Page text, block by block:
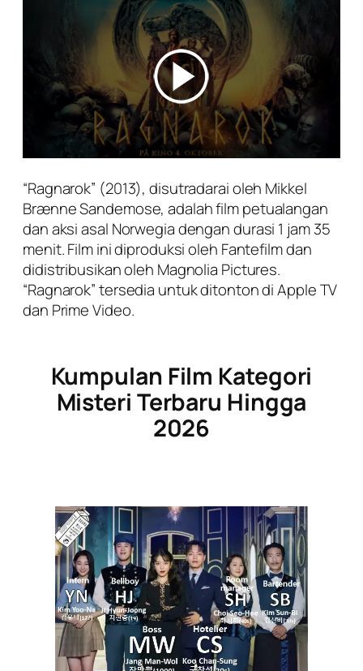
“Ragnarok” (2013), disutradarai oleh Mikkel
Brænne Sandemose, adalah film petualangan
dan aksi asal Norwegia dengan durasi 1 jam 35
menit. Film ini diproduksi oleh Fantefilm dan
didistribusikan oleh Magnolia Pictures.
“Ragnarok” tersedia untuk ditonton di Apple TV
dan Prime Video.
Kumpulan Film Kategori
Misteri Terbaru Hingga
2026